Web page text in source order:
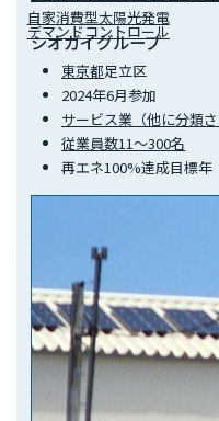
自家消費型太陽光発電
デマンドコントロール
シオガイグループ
東京都足立区
2024年6月参加
サービス業（他に分類さ
従業員数11～300名
再エネ100%達成目標年